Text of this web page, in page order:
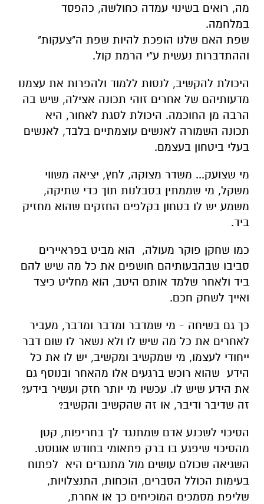
מה, רואים בשינוי עמדה כחולשה, כהפסד
במלחמה.
שפת האם שלנו הופכת להיות שפת ה"צעקות"
וההתדברות נעשית ע"י הרמת קול.
היכולת להקשיב, לנסות ללמוד ולהפרות את עצמנו
מדעותיהם של אחרים זוהי תכונה אצילה, שיש בה
הרבה מן החוכמה. היכולת לסגת לאחור, היא
תכונה השמורה לאנשים עוצמתיים בלבד, לאנשים
בעלי ביטחון בעצמם.
מי שצועק... משדר מצוקה, לחץ, יציאה משווי
משקל, מי שממתין בסבלנות תוך כדי שתיקה,
משמע יש לו בטחון בקלפים החזקים שהוא מחזיק
ביד.
כמו שחקן פוקר מעולה, הוא מביט בפראיירים
סביבו שבהבעותיהם חושפים את כל מה שיש להם
ביד ולאחר שלמד אותם היטב, הוא מחליט כיצד
ואייך לשחק חכם.
כך גם בשיחה - מי שמדבר ומדבר ומדבר, מעביר
לאחרים את כל מה שיש לו ולא נשאר לו שום דבר
ייחודי לעצמו, מי שמקשיב ומקשיב, יש לו את כל
הידע שהוא רוכש ברגעים אלו מהאחר ובנוסף גם
את הידע שיש לו. עכשיו מי יותר חזק ועשיר בידע?
זה שדיבר ודיבר, או זה שהקשיב והקשיב?
הסיכוי לשכנע אדם שמתנגד לך בחריפות, קטן
מהסיכוי שיפגע בו ברק פתאומי בחודש אוגוסט.
השגיאה שכולם עושים מול מתנגדים היא
לפתוח
בעימות הכולל הסברים, הוכחות, התנצלויות,
שליפת מסמכים המוכיחים כך או אחרת,